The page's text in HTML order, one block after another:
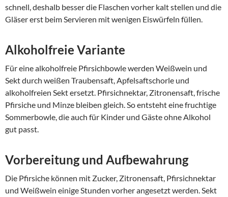
schnell, deshalb besser die Flaschen vorher kalt stellen und die
Gläser erst beim Servieren mit wenigen Eiswürfeln füllen.
Alkoholfreie Variante
Für eine alkoholfreie Pfirsichbowle werden Weißwein und
Sekt durch weißen Traubensaft, Apfelsaftschorle und
alkoholfreien Sekt ersetzt. Pfirsichnektar, Zitronensaft, frische
Pfirsiche und Minze bleiben gleich. So entsteht eine fruchtige
Sommerbowle, die auch für Kinder und Gäste ohne Alkohol
gut passt.
Vorbereitung und Aufbewahrung
Die Pfirsiche können mit Zucker, Zitronensaft, Pfirsichnektar
und Weißwein einige Stunden vorher angesetzt werden. Sekt